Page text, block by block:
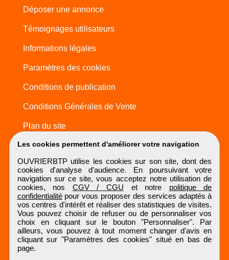
Les cookies permettent d'améliorer votre navigation
OUVRIERBTP utilise les cookies sur son site, dont des
cookies d'analyse d'audience. En poursuivant votre
navigation sur ce site, vous acceptez notre utilisation de
cookies, nos CGV / CGU et notre politique de
confidentialitépour vous proposer des services adaptés à
vos centres d'intérêt et réaliser des statistiques de visites.
Vous pouvez choisir de refuser ou de personnaliser vos
choix en cliquant sur le bouton "Personnaliser". Par
ailleurs, vous pouvez à tout moment changer d'avis en
cliquant sur "Paramètres des cookies" situé en bas de
page.
Déposer une annonce
Témoignages utilisateurs
Informations légales
Paramètres des cookies
Conditions de publication
Conditions Générales de Vente
Plan du site